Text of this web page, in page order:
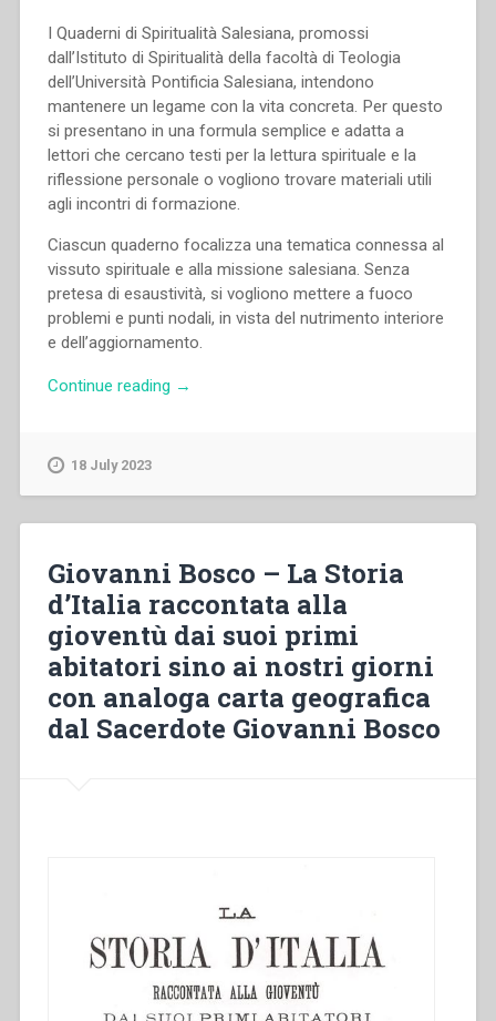
I Quaderni di Spiritualità Salesiana, promossi
dall’Istituto di Spiritualità della facoltà di Teologia
dell’Università Pontificia Salesiana, intendono
mantenere un legame con la vita concreta. Per questo
si presentano in una formula semplice e adatta a
lettori che cercano testi per la lettura spirituale e la
riflessione personale o vogliono trovare materiali utili
agli incontri di formazione.
Ciascun quaderno focalizza una tematica connessa al
vissuto spirituale e alla missione salesiana. Senza
pretesa di esaustività, si vogliono mettere a fuoco
problemi e punti nodali, in vista del nutrimento interiore
e dell’aggiornamento.
Continue reading “Cosimo
risposta
d’amore.
Dimensione
mistica
della
vita
spirituale”
→
18 July 2023
Giovanni Bosco – La Storia
d’Italia raccontata alla
gioventù dai suoi primi
abitatori sino ai nostri giorni
con analoga carta geografica
dal Sacerdote Giovanni Bosco